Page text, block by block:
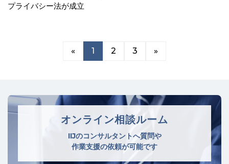
プライバシー法が成立
« 1 2 3 »
オンライン相談ルーム
IIJのコンサルタントへ質問や
作業支援の依頼が可能です